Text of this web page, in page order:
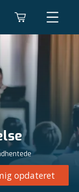
opdateret